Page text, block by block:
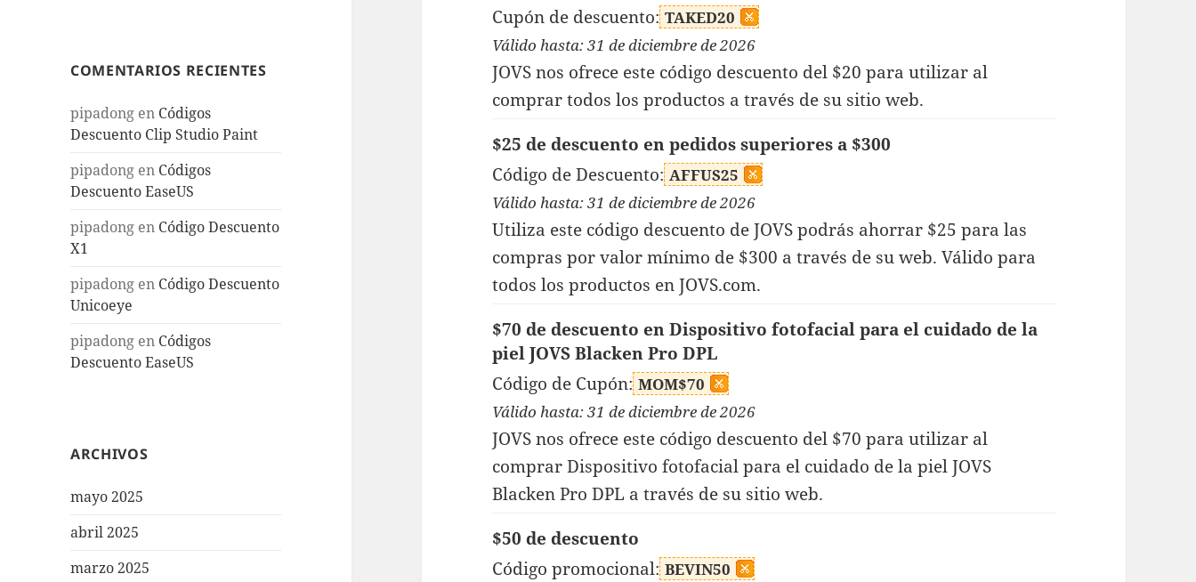
COMENTARIOS RECIENTES
pipadong en Códigos
Descuento Clip Studio Paint
pipadong en Códigos
Descuento EaseUS
pipadong en Código Descuento
X1
pipadong en Código Descuento
Unicoeye
pipadong en Códigos
Descuento EaseUS
ARCHIVOS
mayo 2025
abril 2025
marzo 2025
Cupón de descuento: TAKED20
Válido hasta: 31 de diciembre de 2026
JOVS nos ofrece este código descuento del $20 para utilizar al
comprar todos los productos a través de su sitio web.
$25 de descuento en pedidos superiores a $300
Código de Descuento: AFFUS25
Válido hasta: 31 de diciembre de 2026
Utiliza este código descuento de JOVS podrás ahorrar $25 para las
compras por valor mínimo de $300 a través de su web. Válido para
todos los productos en JOVS.com.
$70 de descuento en Dispositivo fotofacial para el cuidado de la
piel JOVS Blacken Pro DPL
Código de Cupón: MOM$70
Válido hasta: 31 de diciembre de 2026
JOVS nos ofrece este código descuento del $70 para utilizar al
comprar Dispositivo fotofacial para el cuidado de la piel JOVS
Blacken Pro DPL a través de su sitio web.
$50 de descuento
Código promocional: BEVIN50